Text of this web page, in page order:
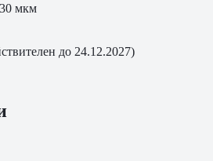
мкм
до 24.12.2027)